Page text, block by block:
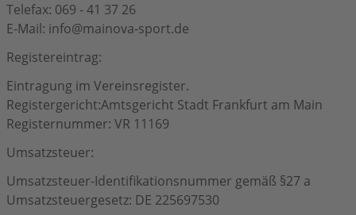
Telefax: 069 - 41 37 26
E-Mail: info@mainova-sport.de
Registereintrag:
Eintragung im Vereinsregister.
Registergericht:Amtsgericht Stadt Frankfurt am Main
Registernummer: VR 11169
Umsatzsteuer:
Umsatzsteuer-Identifikationsnummer gemäß §27 a
Umsatzsteuergesetz: DE 225697530